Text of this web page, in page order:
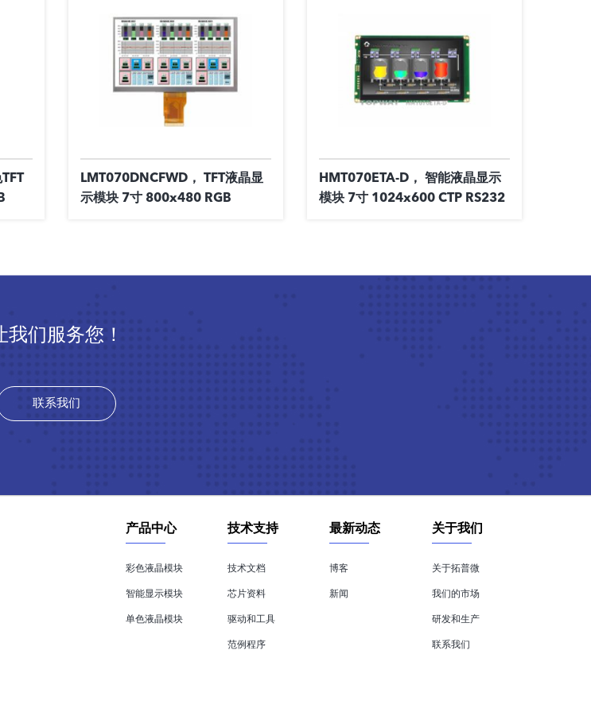
LMT070DNCFWD， TFT液晶显
示模块 7寸 800x480 RGB
HMT070ETA-D， 智能液晶显示
模块 7寸 1024x600 CTP RS232
我们服务您！
联系我们
关于我们
关于拓普微
我们的市场
研发和生产
联系我们
最新动态
博客
新闻
技术支持
技术文档
芯片资料
驱动和工具
范例程序
产品中心
彩色液晶模块
智能显示模块
单色液晶模块